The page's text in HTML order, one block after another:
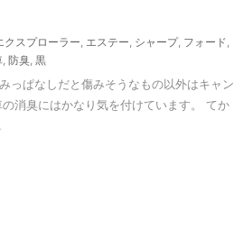
クスプローラー, エステー, シャープ, フォード,
, 防臭, 黒
っぱなしだと傷みそうなもの以外はキャン
消臭にはかなり気を付けています。 てか